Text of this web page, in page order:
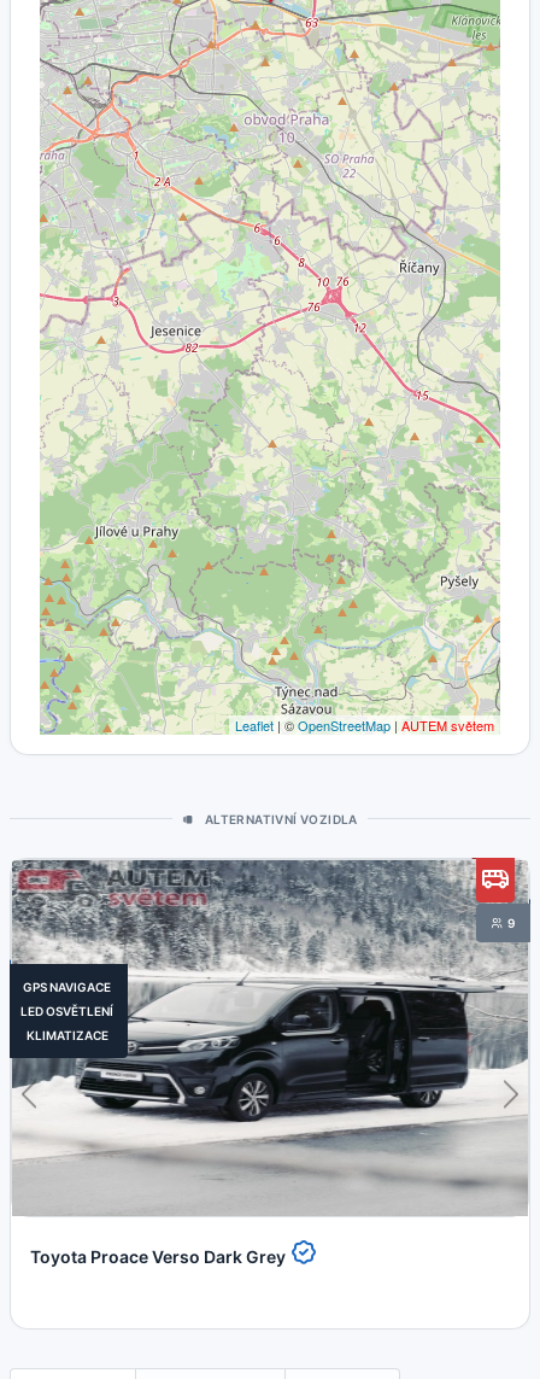
Leaflet | ©OpenStreetMap | AUTEM světem
ALTERNATIVNÍ VOZIDLA
Toyota Proace Verso Dark Grey
9
GPS NAVIGACE
LED OSVĚTLENÍ
KLIMATIZACE